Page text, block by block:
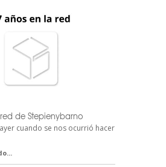
de Stepienybarno
cuando se nos ocurrió hacer